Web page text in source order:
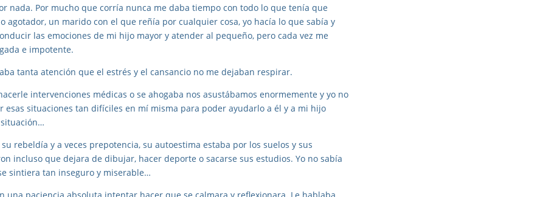
nada. Por mucho que corría nunca me daba tiempo con todo lo que tenía que
agotador, un marido con el que reñía por cualquier cosa, yo hacía lo que sabía y
las emociones de mi hijo mayor y atender al pequeño, pero cada vez me
e impotente.
tanta atención que el estrés y el cansancio no me dejaban respirar.
intervenciones médicas o se ahogaba nos asustábamos enormemente y yo no
esas situaciones tan difíciles en mí misma para poder ayudarlo a él y a mi hijo
rebeldía y a veces prepotencia, su autoestima estaba por los suelos y sus
incluso que dejara de dibujar, hacer deporte o sacarse sus estudios. Yo no sabía
sintiera tan inseguro y miserable…
una paciencia absoluta intentar hacer que se calmara y reflexionara. Le hablaba